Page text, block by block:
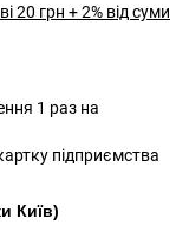
20 грн + 2% від суми
1 раз на
підприємства
Київ)